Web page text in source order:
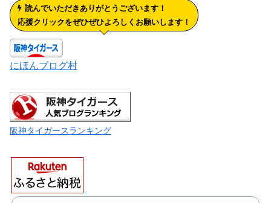
読んでいただきありがとうございます！
応援クリックをぜひぜひよろしくお願いします！
にほんブログ村
阪神タイガースランキング